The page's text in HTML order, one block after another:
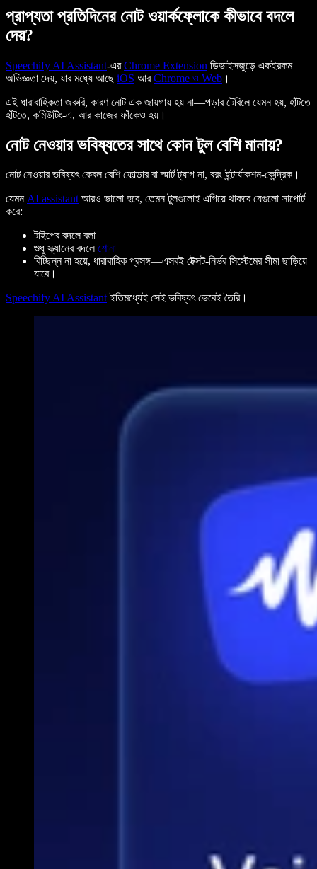
প্রাপ্যতা প্রতিদিনের নোট ওয়ার্কফ্লোকে কীভাবে বদলে
দেয়?
Speechify AI Assistant-এরChrome Extension ডিভাইসজুড়ে একইরকম
অভিজ্ঞতা দেয়, যার মধ্যে আছেiOS আরChrome ও Web ।
এই ধারাবাহিকতা জরুরি, কারণ নোট এক জায়গায় হয় না—পড়ার টেবিলে যেমন হয়, হাঁটতে
হাঁটতে, কমিউটিং-এ, আর কাজের ফাঁকেও হয়।
নোট নেওয়ার ভবিষ্যতের সাথে কোন টুল বেশি মানায়?
নোট নেওয়ার ভবিষ্যৎ কেবল বেশি ফোল্ডার বা স্মার্ট ট্যাগ না, বরং ইন্টার্যাকশন-কেন্দ্রিক।
যেমনAI assistantআরও ভালো হবে, তেমন টুলগুলোই এগিয়ে থাকবে যেগুলো সাপোর্ট
করে:
টাইপের বদলে বলা
শুধু স্ক্যানের বদলেশোনা
বিচ্ছিন্ন না হয়ে, ধারাবাহিক প্রসঙ্গ—এসবই টেক্সট-নির্ভর সিস্টেমের সীমা ছাড়িয়ে
যাবে।
Speechify AI Assistantইতিমধ্যেই সেই ভবিষ্যৎ ভেবেই তৈরি।